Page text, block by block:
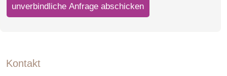
unverbindliche Anfrage abschicken
Kontakt